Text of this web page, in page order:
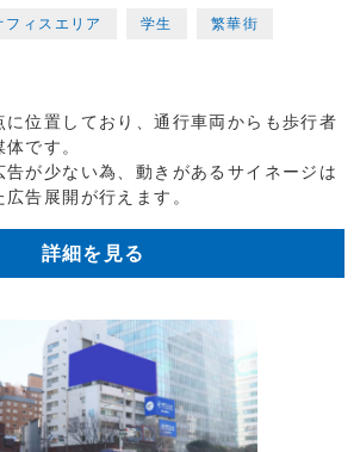
フィスエリア 学生 繁華街
位置しており、通行車両からも歩行者
です。
告が少ない為、動きがあるサイネージは
告展開が行えます。
詳細を見る